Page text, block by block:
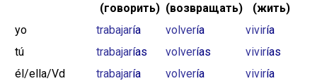
(говорить) (возвращать)
(жить)
yo
trabajaría volvería viviría
tú
trabajarías volverías vivirías
él/ella/Vd
trabajaría volvería viviría